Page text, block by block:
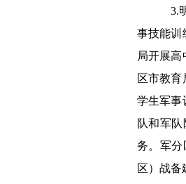
3.
事技能训
局开展
区市教
学生军事
队和军
务。军分
区）战备